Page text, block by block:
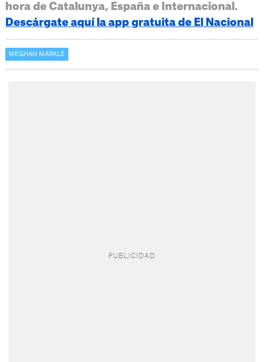
hora de Catalunya, España e Internacional.
Descárgate aquí la app gratuita de El Nacional
MEGHAN MARKLE